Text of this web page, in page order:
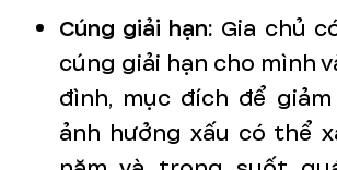
Cúng giải hạn: Gia chủ
cúng giải hạn cho mình
đình, mục đích để
ảnh hưởng xấu có thể